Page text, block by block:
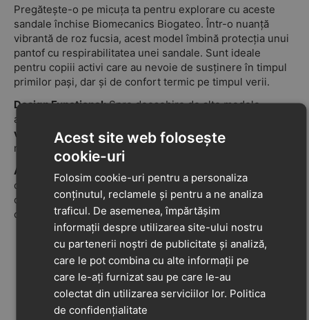
Pregătește-o pe micuța ta pentru explorare cu aceste
sandale închise Biomecanics Biogateo. Într-o nuanță
vibrantă de roz fucsia, acest model îmbină protecția unui
pantof cu respirabilitatea unei sandale. Sunt ideale
pentru copiii activi care au nevoie de susținere în timpul
primilor pași, dar și de confort termic pe timpul verii.
Design Funcțional:Spre deosebire de alte modele,
acesta dispune de
vârfului
, asigurând un flux de aer constant pentru a
menține piciorul uscat, chiar și în cele mai calde zile.
Ajustare Perfectă:
Sistemul de închidere cu două barete
cu scai (velcro) permite o reglare precisă atât la gleznă,
cât și la baza piciorului, fiind ideal pentru orice tip de
conformație.
Siguranță Maximă:
Stabilizatorul lateral extern
brevetat susține glezna și oferă echilibru, fără a
rigidiza piciorul.
Confort la Călcâi: Decupajul în formă de „U” din
spatele călcâiului elimină presiunea asupra
tendonului lui Ahile, permițând o libertate totală de
Acest site web folosește
cookie-uri
Folosim cookie-uri pentru a personaliza
conținutul, reclamele și pentru a ne analiza
traficul. De asemenea, împărtășim
informații despre utilizarea site-ului nostru
cu partenerii noștri de publicitate și analiză,
care le pot combina cu alte informații pe
care le-ați furnizat sau pe care le-au
colectat din utilizarea serviciilor lor. Politica
de confidențialitate